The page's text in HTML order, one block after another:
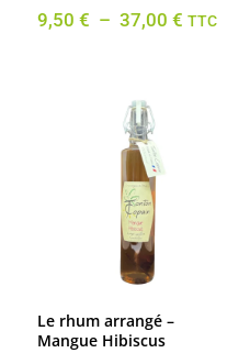
9,50 € – 37,00 €Plage
TTC
Le rhum arrangé –
Mangue Hibiscus